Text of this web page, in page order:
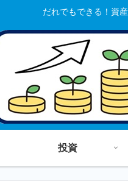
だれでもできる！資
投資